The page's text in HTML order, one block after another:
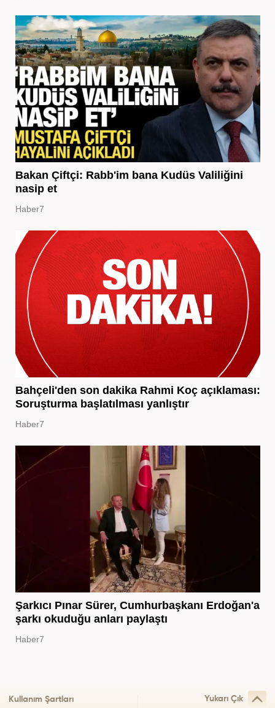
Bakan Çiftçi: Rabb'im bana Kudüs Valiliğini
nasip et
Haber7
Bahçeli'den son dakika Rahmi Koç açıklaması:
Soruşturma başlatılması yanlıştır
Haber7
Şarkıcı Pınar Sürer, Cumhurbaşkanı Erdoğan'a
şarkı okuduğu anları paylaştı
Haber7
Kullanım Şartları Yukarı Çık